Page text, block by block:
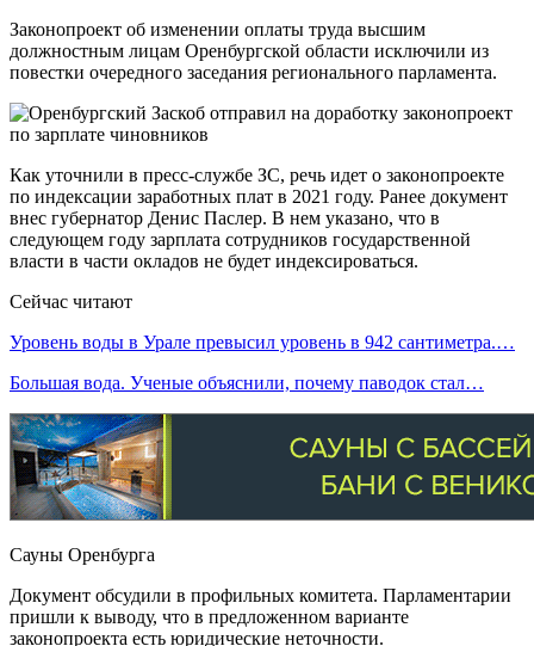
Законопроект об изменении оплаты труда высшим
должностным лицам Оренбургской области исключили из
повестки очередного заседания регионального парламента.
Как уточнили в пресс-службе ЗС, речь идет о законопроекте
по индексации заработных плат в 2021 году. Ранее документ
внес губернатор Денис Паслер. В нем указано, что в
следующем году зарплата сотрудников государственной
власти в части окладов не будет индексироваться.
Сейчас читают
Уровень воды в Урале превысил уровень в 942 сантиметра.…
Большая вода. Ученые объяснили, почему паводок стал…
Сауны Оренбурга
Документ обсудили в профильных комитета. Парламентарии
пришли к выводу, что в предложенном варианте
законопроекта есть юридические неточности.